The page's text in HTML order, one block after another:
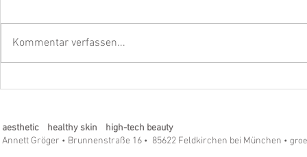
Kommentar verfassen...
aesthetic healthy skin high-tech beauty
Annett Gröger • Brunnenstraße 16 • 85622 Feldkirchen bei München •